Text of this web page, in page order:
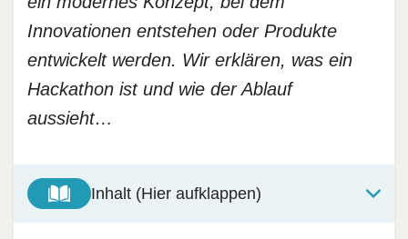
Innovationen entstehen oder Produkte
entwickelt werden. Wir erklären, was ein
Hackathon ist und wie der Ablauf
aussieht…
Inhalt (Hier aufklappen)